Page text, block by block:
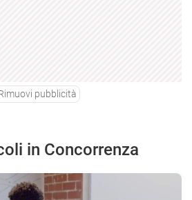
pubblicità
in Concorrenza